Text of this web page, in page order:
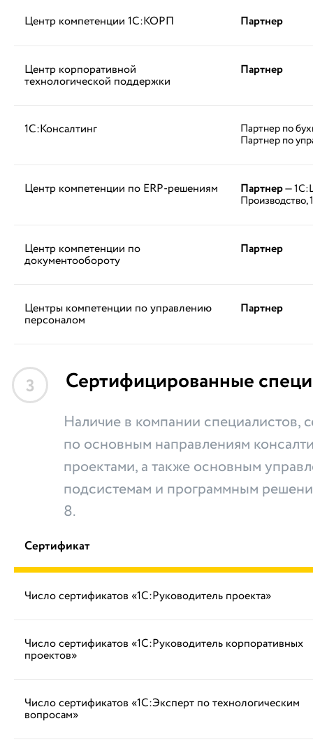
Центр компетенции 1С:КОРП Партнер
Центр корпоративной
технологической поддержки
Партнер
1С:Консалтинг Партнер по
Партнер по
Центр компетенции по ERP-решениям Партнер—
Производство,
Центр компетенции по
документообороту
Партнер
Центры компетенции по управлению
персоналом
Партнер
3 Сертифицированные
Наличие в компании специалистов,
по основным направлениям
проектами, а также основным
подсистемам и программным
8.
Сертификат
Число сертификатов «1С:Руководитель проекта»
Число сертификатов «1С:Руководитель корпоративных
проектов»
Число сертификатов «1С:Эксперт по технологическим
вопросам»